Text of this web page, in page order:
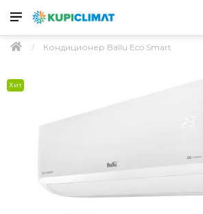
Кондиционер Ballu Eco Smart
Хит